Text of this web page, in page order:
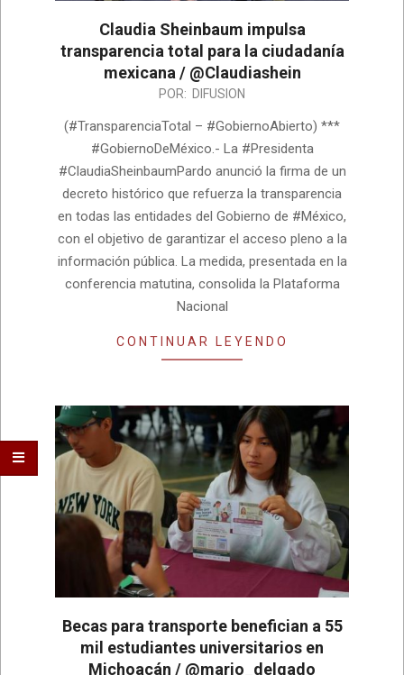
Claudia Sheinbaum impulsa
transparencia total para la ciudadanía
mexicana / @Claudiashein
08-
04
POR: DIFUSION
(#TransparenciaTotal – #GobiernoAbierto) ***
#GobiernoDeMéxico.- La #Presidenta
#ClaudiaSheinbaumPardo anunció la firma de un
decreto histórico que refuerza la transparencia
en todas las entidades del Gobierno de #México,
con el objetivo de garantizar el acceso pleno a la
información pública. La medida, presentada en la
conferencia matutina, consolida la Plataforma
Nacional
CONTINUAR LEYENDO
Becas para transporte benefician a 55
mil estudiantes universitarios en
Michoacán / @mario_delgado